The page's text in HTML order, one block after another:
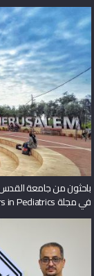
باحثون من جامعة القدس
في مجلة Frontiers in Pediatrics